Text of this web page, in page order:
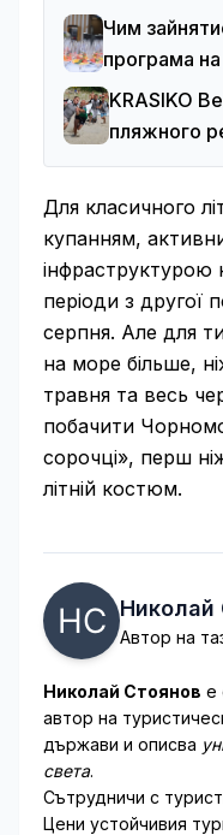
Чим
програма
KRASIKO
пляжного
Для класичного
купанням,
інфраструктурою
періоди з другої
серпня. Але для
на море більше,
травня та весь
побачити
сорочці», перш
літній костюм.
Николай
Автор на
Николай Стоянов е
автор на
държави и описва
света.
Сътрудничи с
Цени устойчивия